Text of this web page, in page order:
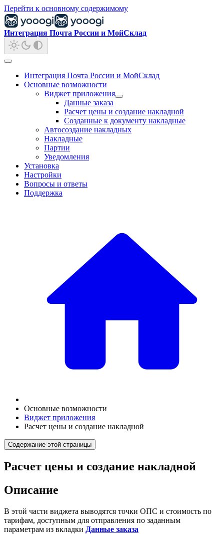
Перейти к основному содержимому
Интеграция Почта России и МойСклад
Интеграция Почта России и МойСклад
Основные возможности
Виджет приложения
Данные заказа
Расчет цены и создание накладной
Созданные к документу накладные
Автосоздание накладных
Накладные
Партии
Уведомления
Установка
Настройки
Вопросы и ответы
Поддержка
Основные возможности
Виджет приложения
Расчет цены и создание накладной
Содержание этой страницы
Расчет цены и создание накладной
Описание
В этой части виджета выводятся точки ОПС и стоимость по
тарифам, доступным для отправления по заданным
параметрам из вкладки Данные заказа